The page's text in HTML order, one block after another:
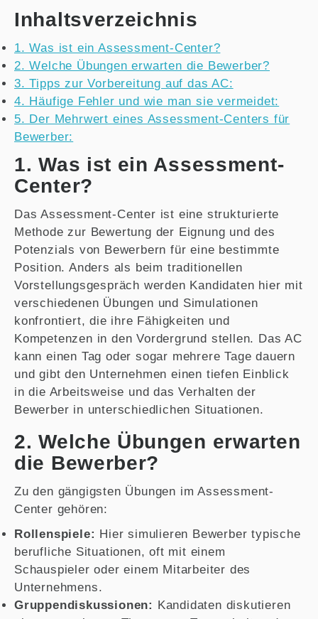
Inhaltsverzeichnis
1. Was ist ein Assessment-Center?
2. Welche Übungen erwarten die Bewerber?
3. Tipps zur Vorbereitung auf das AC:
4. Häufige Fehler und wie man sie vermeidet:
5. Der Mehrwert eines Assessment-Centers für
Bewerber:
1. Was ist ein Assessment-
Center?
Das Assessment-Center ist eine strukturierte
Methode zur Bewertung der Eignung und des
Potenzials von Bewerbern für eine bestimmte
Position. Anders als beim traditionellen
Vorstellungsgespräch werden Kandidaten hier mit
verschiedenen Übungen und Simulationen
konfrontiert, die ihre Fähigkeiten und
Kompetenzen in den Vordergrund stellen. Das AC
kann einen Tag oder sogar mehrere Tage dauern
und gibt den Unternehmen einen tiefen Einblick
in die Arbeitsweise und das Verhalten der
Bewerber in unterschiedlichen Situationen.
2. Welche Übungen erwarten
die Bewerber?
Zu den gängigsten Übungen im Assessment-
Center gehören:
Rollenspiele: Hier simulieren Bewerber typische
berufliche Situationen, oft mit einem
Schauspieler oder einem Mitarbeiter des
Unternehmens.
Gruppendiskussionen: Kandidaten diskutieren